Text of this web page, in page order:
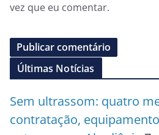
vez que eu comentar.
Últimas Notícias
Sem ultrassom: quatro
contratação,